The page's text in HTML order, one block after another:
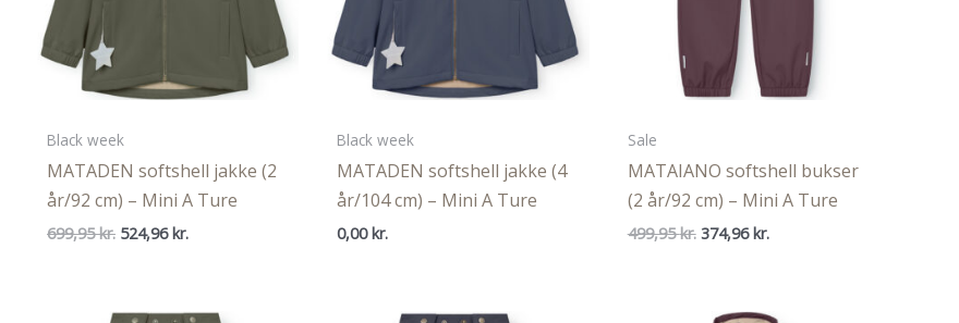
Black week
MATADEN softshell jakke (2
år/92 cm) – Mini A Ture
699,95kr. Den
699,95 kr..
524,96kr.
524,96 kr..
Black week
MATADEN softshell jakke (4
år/104 cm) – Mini A Ture
0,00kr.
Sale
MATAIANO softshell bukser
(2 år/92 cm) – Mini A Ture
499,95kr. Den
499,95 kr..
374,96kr.Den
374,96 kr..